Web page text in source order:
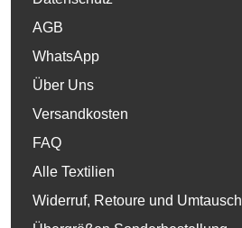
AGB
WhatsApp
Über Uns
Versandkosten
FAQ
Alle Textilien
Widerruf, Retoure und Umtausch